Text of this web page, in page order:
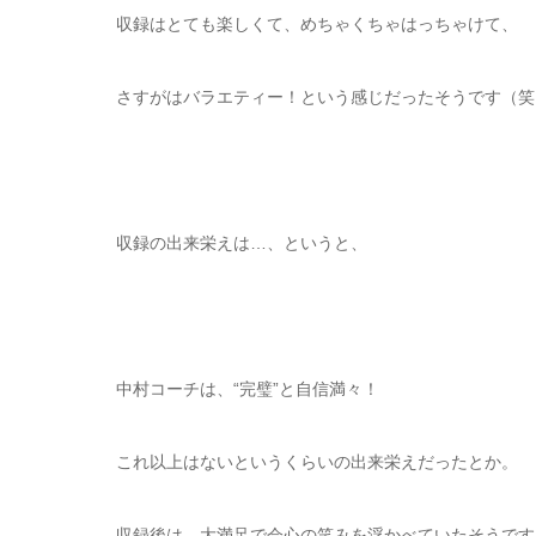
収録はとても楽しくて、めちゃくちゃはっちゃけて、
さすがはバラエティー！という感じだったそうです（笑
収録の出来栄えは…、というと、
中村コーチは、“完璧”と自信満々！
これ以上はないというくらいの出来栄えだったとか。